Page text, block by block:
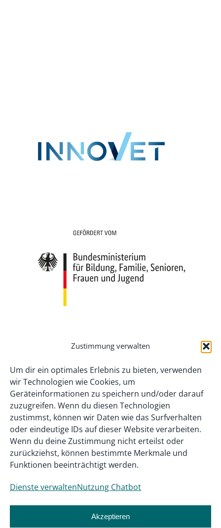
Zustimmung verwalten
Um dir ein optimales Erlebnis zu bieten, verwenden
wir Technologien wie Cookies, um
Geräteinformationen zu speichern und/oder darauf
zuzugreifen. Wenn du diesen Technologien
zustimmst, können wir Daten wie das Surfverhalten
oder eindeutige IDs auf dieser Website verarbeiten.
Wenn du deine Zustimmung nicht erteilst oder
zurückziehst, können bestimmte Merkmale und
Funktionen beeinträchtigt werden.
Dienste verwaltenNutzung Chatbot
Akzeptieren
Gefördert als InnoVET PLUS-Projekt aus
Bildung, Familie, Senioren, Frauen und
Jugend.